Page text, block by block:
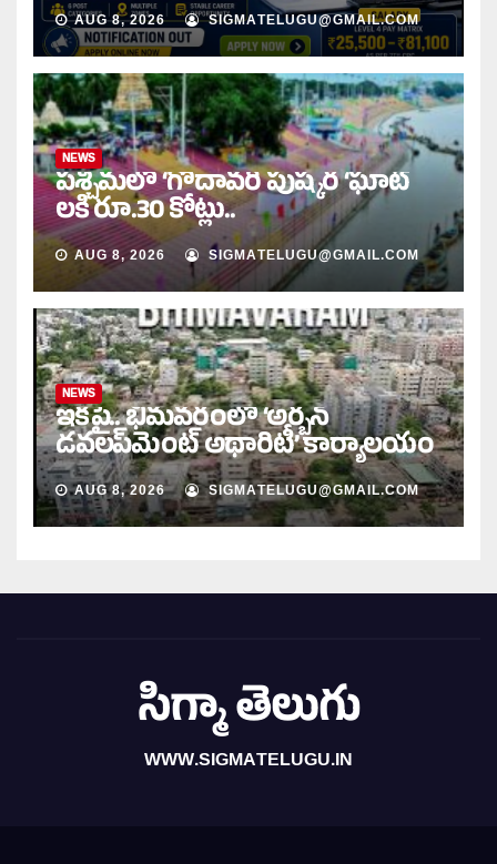
AUG 8, 2026 SIGMATELUGU@GMAIL.COM
NEWS
పశ్చిమలో ‘గోదావరి పుష్కర ‘ఘాట్
లకి రూ.30 కోట్లు..
AUG 8, 2026 SIGMATELUGU@GMAIL.COM
NEWS
ఇకపై.. భీమవరంలో ‘అర్బన్‌
డవలప్‌మెంట్‌ అథారిటీ’ కార్యాలయం
AUG 8, 2026 SIGMATELUGU@GMAIL.COM
సిగ్మా తెలుగు
WWW.SIGMATELUGU.IN